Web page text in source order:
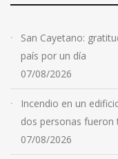
San Cayetano:
país por un día
07/08/2026
Incendio en un
dos personas fueron
07/08/2026